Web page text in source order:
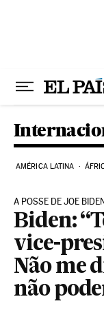
AMÉRICA LATINA
A POSSE DE JOE BIDEN
Biden:
vice-
Não me
não